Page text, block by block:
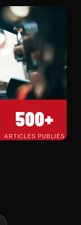
500+
ARTICLES PUBLIÉS